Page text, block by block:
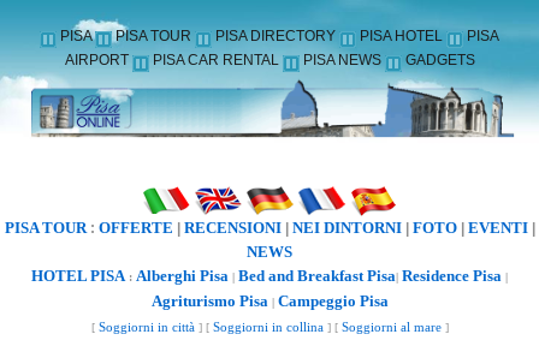
PISA PISA TOUR PISA DIRECTORY PISA HOTEL
PISA
AIRPORT
PISA CAR RENTAL PISA NEWS GADGETS
PISA TOUR: OFFERTE RECENSIONI| NEI DINTORNI| FOTO| EVENTI|
NEWS
HOTEL PISA: Alberghi Pisa | Bed and Breakfast Pisa| Residence Pisa |
Agriturismo Pisa| Campeggio Pisa
[ Soggiorni in città] [ Soggiorni in collina] [ Soggiorni al mare]